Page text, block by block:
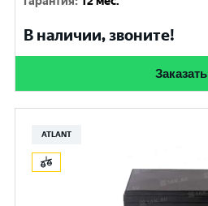
В наличии, звоните!
Заказать
ATLANT